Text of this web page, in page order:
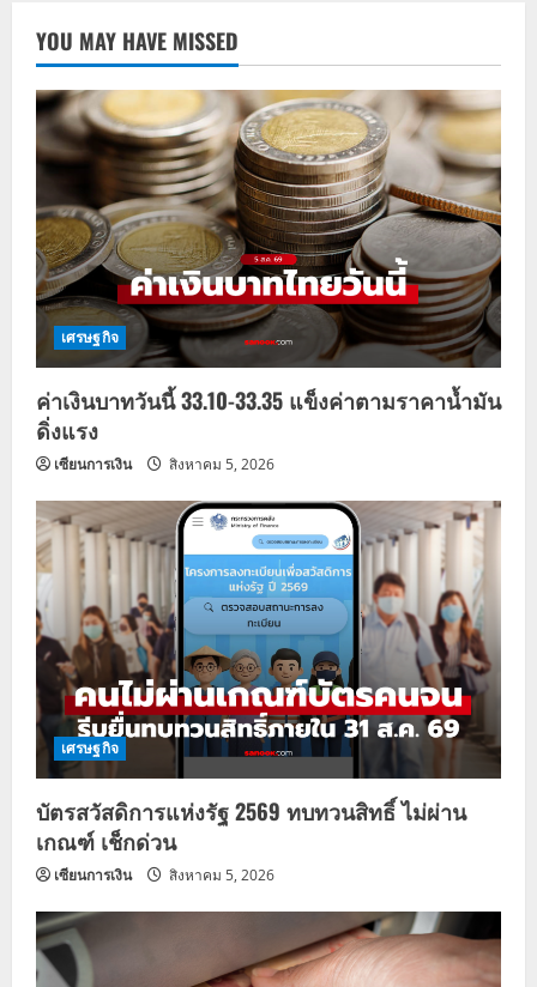
YOU MAY HAVE MISSED
เศรษฐกิจ
ค่าเงินบาทวันนี้ 33.10-33.35 แข็งค่าตามราคาน้ำมัน
ดิ่งแรง
เซียนการเงิน สิงหาคม 5, 2026
เศรษฐกิจ
บัตรสวัสดิการแห่งรัฐ 2569 ทบทวนสิทธิ์ ไม่ผ่าน
เกณฑ์ เช็กด่วน
เซียนการเงิน สิงหาคม 5, 2026